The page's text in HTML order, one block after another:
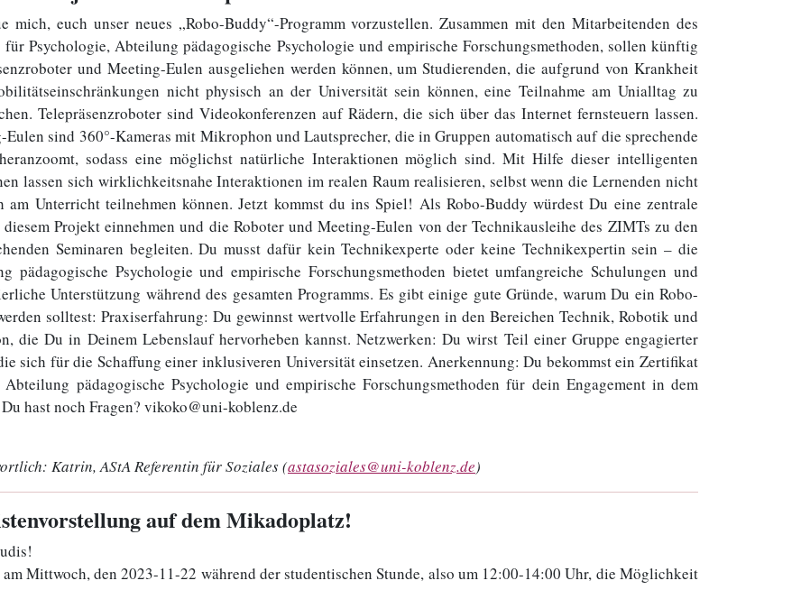
mich, euch unser neues „Robo-Buddy“-Programm vorzustellen. Zusammen mit den Mitarbeitenden des
Psychologie, Abteilung pädagogische Psychologie und empirische Forschungsmethoden, sollen künftig
und Meeting-Eulen ausgeliehen werden können, um Studierenden, die aufgrund von Krankheit
nicht physisch an der Universität sein können, eine Teilnahme am Unialltag zu
Telepräsenzroboter sind Videokonferenzen auf Rädern, die sich über das Internet fernsteuern lassen.
Eulen sind 360°-Kameras mit Mikrophon und Lautsprecher, die in Gruppen automatisch auf die sprechende
sodass eine möglichst natürliche Interaktionen möglich sind. Mit Hilfe dieser intelligenten
lassen sich wirklichkeitsnahe Interaktionen im realen Raum realisieren, selbst wenn die Lernenden nicht
am Unterricht teilnehmen können. Jetzt kommst du ins Spiel! Als Robo-Buddy würdest Du eine zentrale
Projekt einnehmen und die Roboter und Meeting-Eulen von der Technikausleihe des ZIMTs zu den
Seminaren begleiten. Du musst dafür kein Technikexperte oder keine Technikexpertin sein – die
pädagogische Psychologie und empirische Forschungsmethoden bietet umfangreiche Schulungen und
Unterstützung während des gesamten Programms. Es gibt einige gute Gründe, warum Du ein Robo-
solltest: Praxiserfahrung: Du gewinnst wertvolle Erfahrungen in den Bereichen Technik, Robotik und
die Du in Deinem Lebenslauf hervorheben kannst. Netzwerken: Du wirst Teil einer Gruppe engagierter
sich für die Schaffung einer inklusiveren Universität einsetzen. Anerkennung: Du bekommst ein Zertifikat
pädagogische Psychologie und empirische Forschungsmethoden für dein Engagement in dem
hast noch Fragen? vikoko@uni-koblenz.de
Katrin, AStA Referentin für Soziales (astasoziales@uni-koblenz.de)
auf dem Mikadoplatz!
Mittwoch, den 2023-11-22 während der studentischen Stunde, also um 12:00-14:00 Uhr, die Möglichkeit